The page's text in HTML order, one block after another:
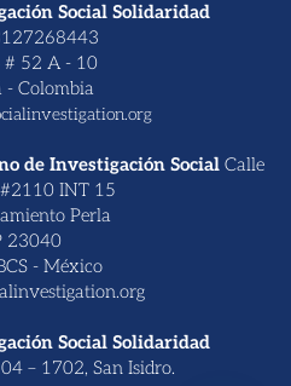
Social Solidaridad
# 52 A - 10
- Colombia
de Investigación Social Calle
INT 15
Perla
23040
- México
Social Solidaridad
– 1702, San Isidro.